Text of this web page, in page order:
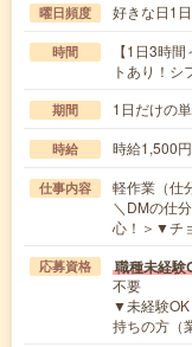
曜日頻度 好きな日1
時間
【1日3時
トあり！
期間 1日だけの
時給 時給1,500
仕事内容
軽作業（仕
＼DMの仕
心！＞▼チ
応募資格 職種未経験
不要
▼未経験
持ちの方（